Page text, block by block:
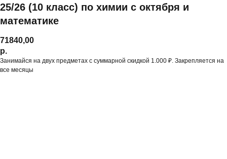
25/26 (10 класс) по химии с октября и
математике
71840,00
р.
Занимайся на двух предметах с суммарной скидкой 1.000 ₽. Закрепляется на
все месяцы